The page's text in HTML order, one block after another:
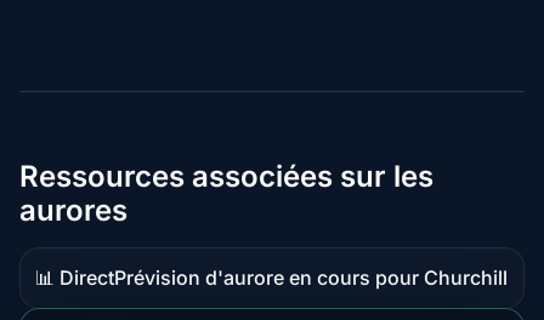
Ressources associées sur les
aurores
📊 Direct
Données
Prévision d'aurore en cours pour Churchill